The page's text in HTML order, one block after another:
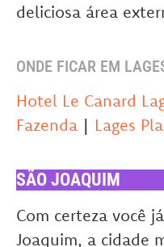
deliciosa área
ONDE FICAR EM
Hotel Le Canard
Fazenda | Lages
SÃO JOAQUIM
Com certeza você
Joaquim, a cidade